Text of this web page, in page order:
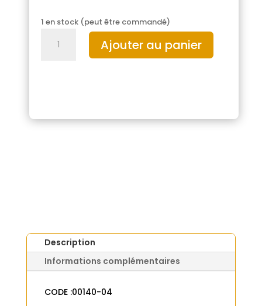
1 en stock (peut être commandé)
Ajouter au panier
Description
Informations complémentaires
CODE :00140-04